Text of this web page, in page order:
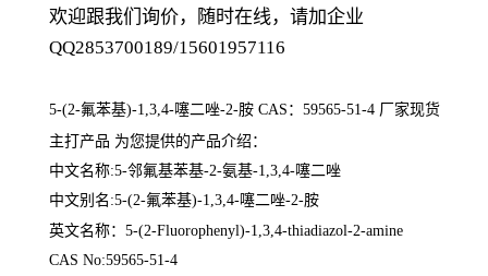
欢迎跟我们询价，随时在线，请加企业
QQ2853700189/15601957116
5-(2-氟苯基)-1,3,4-噻二唑-2-胺 CAS：59565-51-4 厂家现货
主打产品 为您提供的产品介绍 ：
中文名称:5-邻氟基苯基-2-氨基-1,3,4-噻二唑
中文别名:5-(2-氟苯基)-1,3,4-噻二唑-2-胺
英文名称： 5-(2-Fluorophenyl)-1,3,4-thiadiazol-2-amine
CAS No:59565-51-4